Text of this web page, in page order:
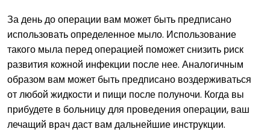
За день до операции вам может быть предписано
использовать определенное мыло. Использование
такого мыла перед операцией поможет снизить риск
развития кожной инфекции после нее. Аналогичным
образом вам может быть предписано воздерживаться
от любой жидкости и пищи после полуночи. Когда вы
прибудете в больницу для проведения операции, ваш
лечащий врач даст вам дальнейшие инструкции.